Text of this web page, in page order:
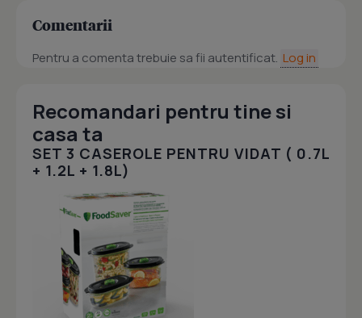
Comentarii
Pentru a comenta trebuie sa fii autentificat. Log in
Recomandari pentru tine si
casa ta
SET 3 CASEROLE PENTRU VIDAT ( 0.7L
+ 1.2L + 1.8L)